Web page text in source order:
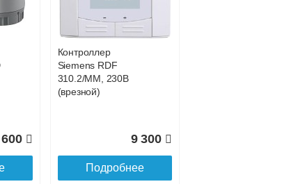
Подробнее
GRILL.SGW-20-
1200 орех
Подробнее
Контроллер
Siemens RDF
310.2/MM, 230В
(врезной)
9 300
Подробнее